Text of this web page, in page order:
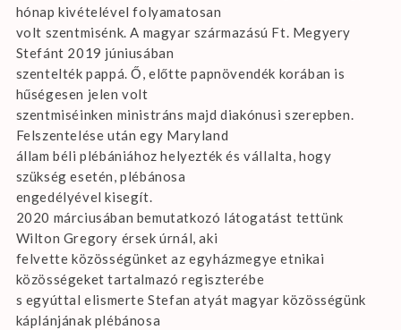
hónap kivételével folyamatosan
volt szentmisénk. A magyar származású Ft. Megyery
Stefánt 2019 júniusában
szentelték pappá. Ő, előtte papnövendék korában is
hűségesen jelen volt
szentmiséinken ministráns majd diakónusi szerepben.
Felszentelése után egy Maryland
állam béli plébániához helyezték és vállalta, hogy
szükség esetén, plébánosa
engedélyével kisegít.
2020 márciusában bemutatkozó látogatást tettünk
Wilton Gregory érsek úrnál, aki
felvette közösségünket az egyházmegye etnikai
közösségeket tartalmazó regiszterébe
s egyúttal elismerte Stefan atyát magyar közösségünk
káplánjának plébánosa